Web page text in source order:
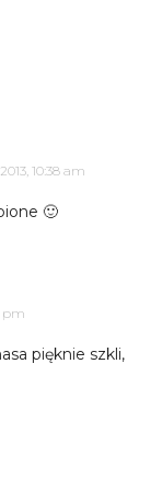
10:38 am
🙂
pm
pięknie szkli,